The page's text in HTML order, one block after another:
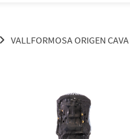
VALLFORMOSA ORIGEN